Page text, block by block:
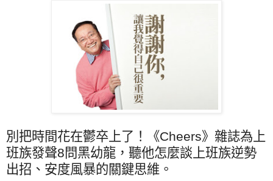
別把時間花在鬱卒上了！《Cheers》雜誌為上
班族發聲8問黑幼龍，聽他怎麼談上班族逆勢
出招、安度風暴的關鍵思維。